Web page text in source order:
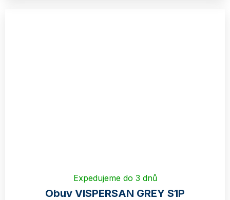
Expedujeme do 3 dnů
Obuv VISPERSAN GREY S1P